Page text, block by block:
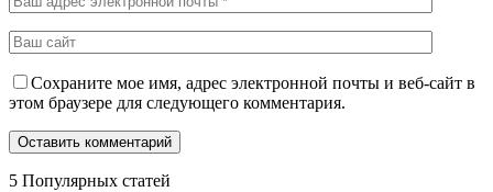
Сохраните мое имя, адрес электронной почты и веб-сайт в
этом браузере для следующего комментария.
5 Популярных статей